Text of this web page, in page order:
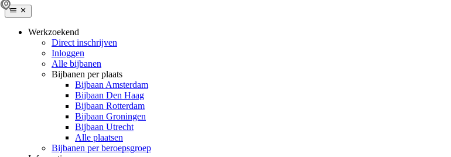
Werkzoekend
Direct inschrijven
Inloggen
Alle bijbanen
Bijbanen per plaats
Bijbaan Amsterdam
Bijbaan Den Haag
Bijbaan Rotterdam
Bijbaan Groningen
Bijbaan Utrecht
Alle plaatsen
Bijbanen per beroepsgroep